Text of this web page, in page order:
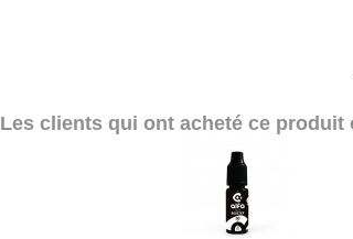
Les clients qui ont acheté ce produit